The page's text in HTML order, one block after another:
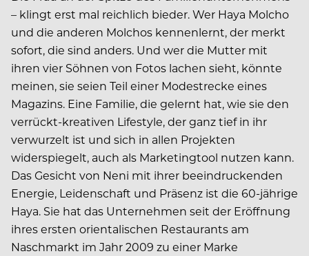
– klingt erst mal reichlich bieder. Wer Haya Molcho
und die anderen Molchos kennenlernt, der merkt
sofort, die sind anders. Und wer die Mutter mit
ihren vier Söhnen von Fotos lachen sieht, könnte
meinen, sie seien Teil einer Modestrecke eines
Magazins. Eine Familie, die gelernt hat, wie sie den
verrückt-kreativen Lifestyle, der ganz tief in ihr
verwurzelt ist und sich in allen Projekten
widerspiegelt, auch als Marketingtool nutzen kann.
Das Gesicht von Neni mit ihrer beeindruckenden
Energie, Leidenschaft und Präsenz ist die 60-jährige
Haya. Sie hat das Unternehmen seit der Eröffnung
ihres ersten orientalischen Restaurants am
Naschmarkt im Jahr 2009 zu einer Marke